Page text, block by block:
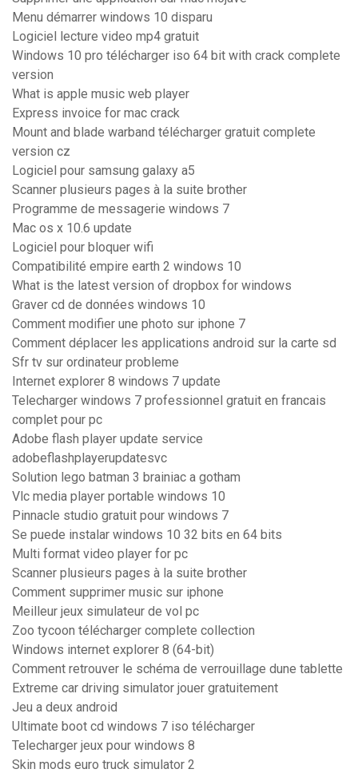
Menu démarrer windows 10 disparu
Logiciel lecture video mp4 gratuit
Windows 10 pro télécharger iso 64 bit with crack complete
version
What is apple music web player
Express invoice for mac crack
Mount and blade warband télécharger gratuit complete
version cz
Logiciel pour samsung galaxy a5
Scanner plusieurs pages à la suite brother
Programme de messagerie windows 7
Mac os x 10.6 update
Logiciel pour bloquer wifi
Compatibilité empire earth 2 windows 10
What is the latest version of dropbox for windows
Graver cd de données windows 10
Comment modifier une photo sur iphone 7
Comment déplacer les applications android sur la carte sd
Sfr tv sur ordinateur probleme
Internet explorer 8 windows 7 update
Telecharger windows 7 professionnel gratuit en francais
complet pour pc
Adobe flash player update service
adobeflashplayerupdatesvc
Solution lego batman 3 brainiac a gotham
Vlc media player portable windows 10
Pinnacle studio gratuit pour windows 7
Se puede instalar windows 10 32 bits en 64 bits
Multi format video player for pc
Scanner plusieurs pages à la suite brother
Comment supprimer music sur iphone
Meilleur jeux simulateur de vol pc
Zoo tycoon télécharger complete collection
Windows internet explorer 8 (64-bit)
Comment retrouver le schéma de verrouillage dune tablette
Extreme car driving simulator jouer gratuitement
Jeu a deux android
Ultimate boot cd windows 7 iso télécharger
Telecharger jeux pour windows 8
Skin mods euro truck simulator 2